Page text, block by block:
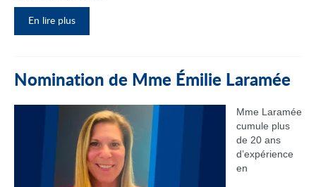
En lire plus
Nomination de Mme Émilie Laramée
Mme Laramée
cumule plus
de 20 ans
d’expérience
en